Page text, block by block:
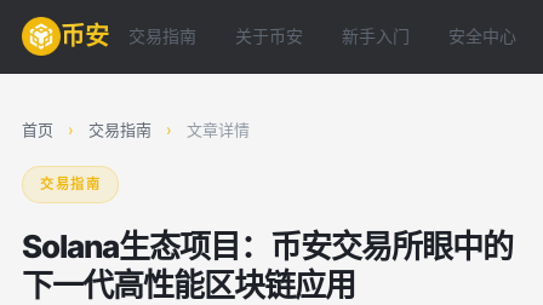
币安 交易指南 关于币安 新手入门 安全中心
首页 › 交易指南 › 文章详情
交易指南
Solana生态项目：币安交易所眼中的
下一代高性能区块链应用